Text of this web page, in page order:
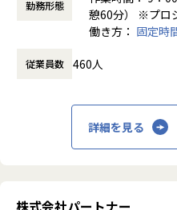
・トラブル時は当日中に対応
└問題発生時は営業とアドバイ
・勉強会・交流会を年2回実施
にも柔軟に対応しています。
◆マネジメントにも挑戦したい
「PL/PMにステップアップし
てみたい」
回の面談を通じて方向性を確
ントスキルを磨けるようサポ
勤務形態
憩60分
働き方： 固定時
時間外労働の有
従業員数 460人
詳細を見る
株式会社パートナー